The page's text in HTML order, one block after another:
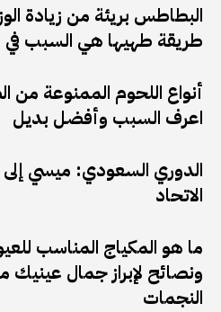
البطاطس بريئة من زيادة
طريقة طهيها هي السبب
أنواع اللحوم الممنوعة من
اعرف السبب وأفضل بديل
الدوري السعودي: ميسي إلى
الاتحاد
ما هو المكياج المناسب
ونصائح لإبراز جمال
النجمات